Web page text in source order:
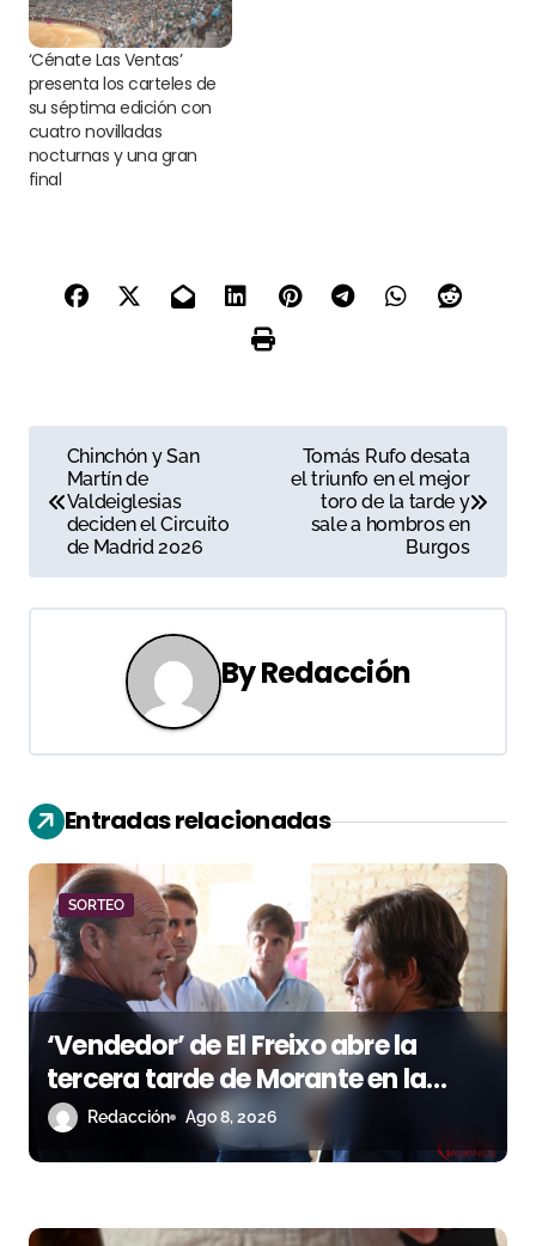
‘Cénate Las Ventas’
presenta los carteles de
su séptima edición con
cuatro novilladas
nocturnas y una gran
final
a
e
c
i
ó
n
d
e
e
n
t
a
Chinchón y San
Martín de
Valdeiglesias
deciden el Circuito
de Madrid 2026
Tomás Rufo desata
el triunfo en el mejor
toro de la tarde y
sale a hombros en
Burgos
ByRedacción
Entradas relacionadas
SORTEO
‘Vendedor’ de El Freixo abre la
tercera tarde de Morante en la
temporada portuense
Redacción Ago 8, 2026